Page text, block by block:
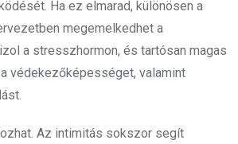
Ha ez elmarad, különösen a
megemelkedhet a
a stresszhormon, és tartósan magas
védekezőképességet, valamint
Az intimitás sokszor segít